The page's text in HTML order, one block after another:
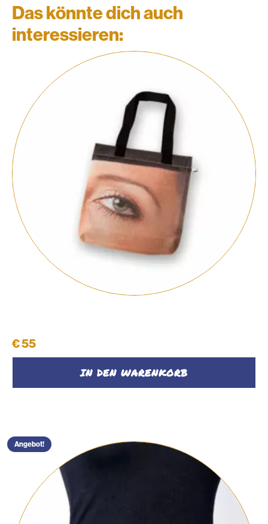
Das könnte dich auch
interessieren:
€55
IN DEN WARENKORB
Angebot!